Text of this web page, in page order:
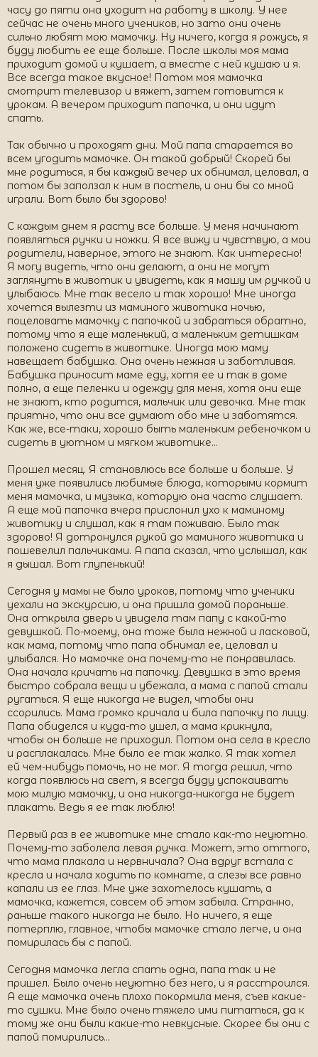
часу до пяти она уходит на работу в школу. У нее
сейчас не очень много учеников, но зато они очень
сильно любят мою мамочку. Ну ничего, когда я рожусь, я
буду любить ее еще больше. После школы моя мама
приходит домой и кушает, а вместе с ней кушаю и я.
Все всегда такое вкусное! Потом моя мамочка
смотрит телевизор и вяжет, затем готовится к
урокам. А вечером приходит папочка, и они идут
спать.
Так обычно и проходят дни. Мой папа старается во
всем угодить мамочке. Он такой добрый! Скорей бы
мне родиться, я бы каждый вечер их обнимал, целовал, а
потом бы заползал к ним в постель, и они бы со мной
играли. Вот было бы здорово!
С каждым днем я расту все больше. У меня начинают
появляться ручки и ножки. Я все вижу и чувствую, а мои
родители, наверное, этого не знают. Как интересно!
Я могу видеть, что они делают, а они не могут
заглянуть в животик и увидеть, как я машу им ручкой и
улыбаюсь. Мне так весело и так хорошо! Мне иногда
хочется вылезти из маминого животика ночью,
поцеловать мамочку с папочкой и забраться обратно,
потому что я еще маленький, а маленьким детишкам
положено сидеть в животике. Иногда мою маму
навещает бабушка. Она очень нежная и заботливая.
Бабушка приносит маме еду, хотя ее и так в доме
полно, а еще пеленки и одежду для меня, хотя они еще
не знают, кто родится, мальчик или девочка. Мне так
приятно, что они все думают обо мне и заботятся.
Как же, все-таки, хорошо быть маленьким ребеночком и
сидеть в уютном и мягком животике…
Прошел месяц. Я становлюсь все больше и больше. У
меня уже появились любимые блюда, которыми кормит
меня мамочка, и музыка, которую она часто слушает.
А еще мой папочка вчера прислонил ухо к маминому
животику и слушал, как я там поживаю. Было так
здорово! Я дотронулся рукой до маминого животика и
пошевелил пальчиками. А папа сказал, что услышал, как
я дышал. Вот глупенький!
Сегодня у мамы не было уроков, потому что ученики
уехали на экскурсию, и она пришла домой пораньше.
Она открыла дверь и увидела там папу с какой-то
девушкой. По-моему, она тоже была нежной и ласковой,
как мама, потому что папа обнимал ее, целовал и
улыбался. Но мамочке она почему-то не понравилась.
Она начала кричать на папочку. Девушка в это время
быстро собрала вещи и убежала, а мама с папой стали
ругаться. Я еще никогда не видел, чтобы они
ссорились. Мама громко кричала и била папочку по лицу.
Папа обиделся и куда-то ушел, а мама крикнула,
чтобы он больше не приходил. Потом она села в кресло
и расплакалась. Мне было ее так жалко. Я так хотел
ей чем-нибудь помочь, но не мог. Я тогда решил, что
когда появлюсь на свет, я всегда буду успокаивать
мою милую мамочку, и она никогда-никогда не будет
плакать. Ведь я ее так люблю!
Первый раз в ее животике мне стало как-то неуютно.
Почему-то заболела левая ручка. Может, это оттого,
что мама плакала и нервничала? Она вдруг встала с
кресла и начала ходить по комнате, а слезы все равно
капали из ее глаз. Мне уже захотелось кушать, а
мамочка, кажется, совсем об этом забыла. Странно,
раньше такого никогда не было. Но ничего, я еще
потерплю, главное, чтобы мамочке стало легче, и она
помирилась бы с папой.
Сегодня мамочка легла спать одна, папа так и не
пришел. Было очень неуютно без него, и я расстроился.
А еще мамочка очень плохо покормила меня, съев какие-
то сушки. Мне было очень тяжело ими питаться, да к
тому же они были какие-то невкусные. Скорее бы они с
папой помирились…